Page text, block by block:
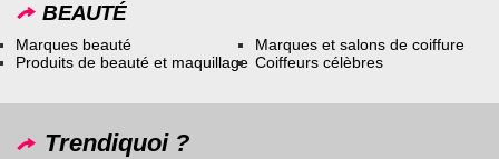
BEAUTÉ
Marques beauté
Produits de beauté et maquillage
Marques et salons de coiffure
Coiffeurs célèbres
Trendiquoi ?